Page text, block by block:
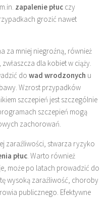
zapalenie płuc czy
grozić nawet
za mniej niegroźną, również
dla kobiet w ciąży.
do wad wrodzonych u
Wzrost przypadków
szczepień jest szczególnie
szczepień mogą
zachorowań.
zaraźliwości, stwarza ryzyko
płuc . Warto również
może po latach prowadzić do
tę wysoką zaraźliwość, choroby
publicznego. Efektywne